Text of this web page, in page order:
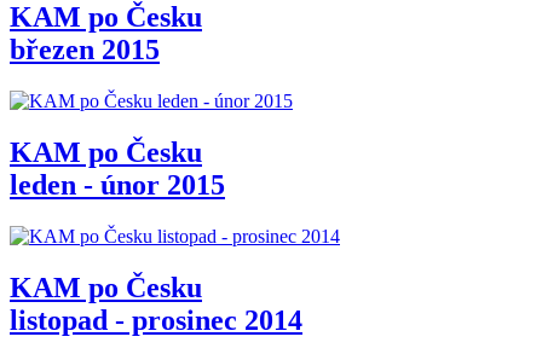
KAM po Česku
březen 2015
KAM po Česku
leden - únor 2015
KAM po Česku
listopad - prosinec 2014